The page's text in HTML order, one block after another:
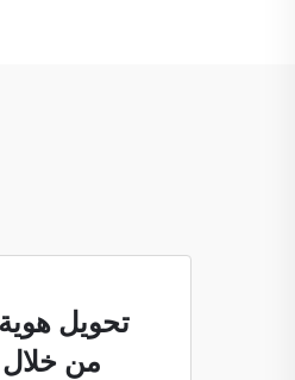
تحويل هوية
من